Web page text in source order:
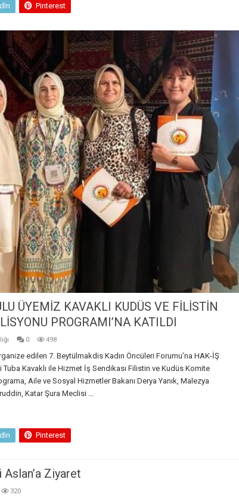
Pinterest
ÜYEMİZ KAVAKLI KUDÜS VE FİLİSTİN
PROGRAMI’NA KATILDI
0 498
edilen 7. Beytülmakdis Kadın Öncüleri Forumu’na HAK-İŞ
Tuba Kavaklı ile Hizmet İş Sendikası Filistin ve Kudüs Komite
Aile ve Sosyal Hizmetler Bakanı Derya Yanık, Malezya
Katar Şura Meclisi …
Pinterest
Ziyaret
320